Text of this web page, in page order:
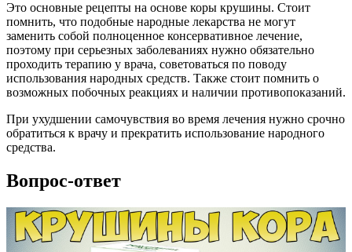
Это основные рецепты на основе коры крушины. Стоит
помнить, что подобные народные лекарства не могут
заменить собой полноценное консервативное лечение,
поэтому при серьезных заболеваниях нужно обязательно
проходить терапию у врача, советоваться по поводу
использования народных средств. Также стоит помнить о
возможных побочных реакциях и наличии противопоказаний.
При ухудшении самочувствия во время лечения нужно срочно
обратиться к врачу и прекратить использование народного
средства.
Вопрос-ответ